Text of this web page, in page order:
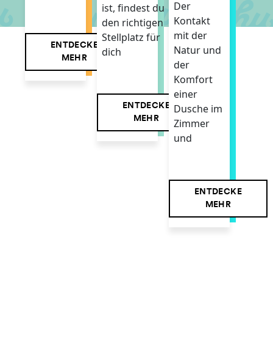
ENTDECKE
MEHR
ist, findest du
den richtigen
Stellplatz für
dich
ENTDECKE
MEHR
Der
Kontakt
mit der
Natur und
der
Komfort
einer
Dusche im
Zimmer
und
ENTDECKE
MEHR